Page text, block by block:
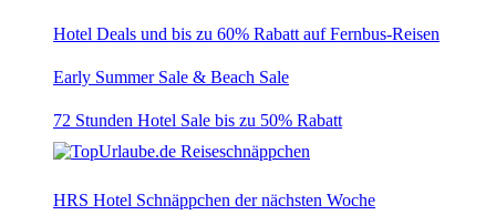
Hotel Deals und bis zu 60% Rabatt auf Fernbus-Reisen
Early Summer Sale & Beach Sale
72 Stunden Hotel Sale bis zu 50% Rabatt
HRS Hotel Schnäppchen der nächsten Woche